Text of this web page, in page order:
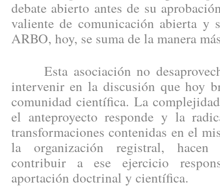
debate abierto antes de su
valiente de comunicación abierta y
ARBO, hoy, se suma de la manera
Esta asociación no
intervenir en la discusión que hoy
comunidad científica. La
el anteproyecto responde y la
transformaciones contenidas en el
la organización registral, hacen
contribuir a ese ejercicio
aportación doctrinal y científica.